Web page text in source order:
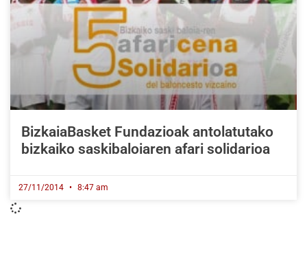
BizkaiaBasket Fundazioak antolatutako
bizkaiko saskibaloiaren afari solidarioa
27/11/2014 8:47 am